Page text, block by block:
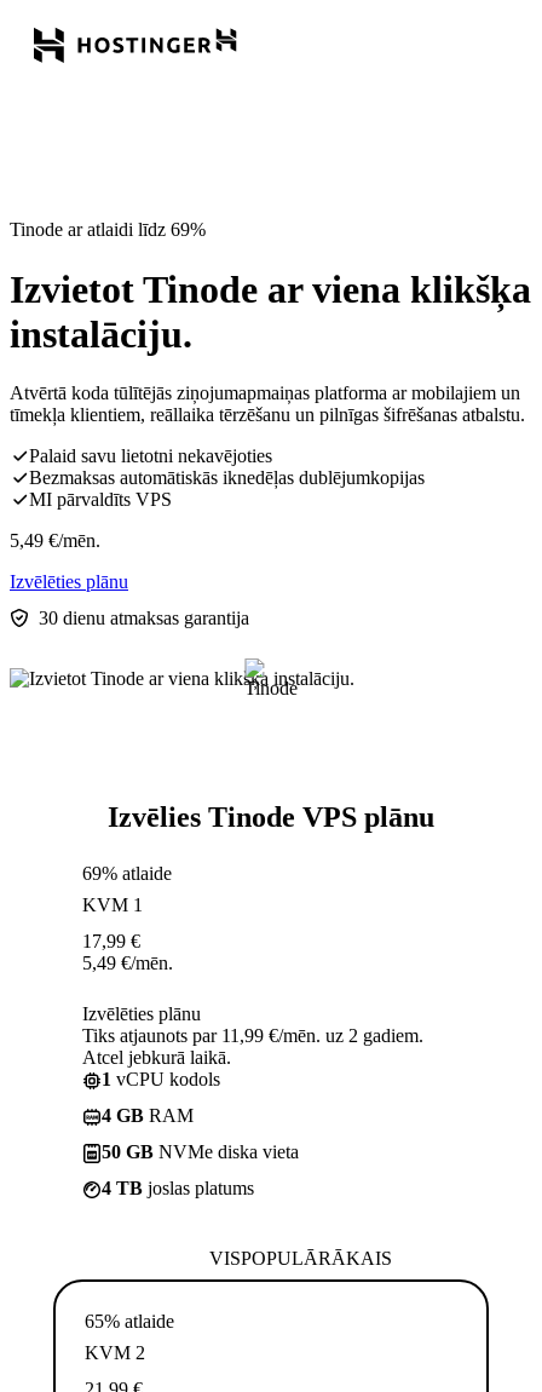
Tinode ar atlaidi līdz 69%
Izvietot Tinode ar viena klikšķa
instalāciju.
Atvērtā koda tūlītējās ziņojumapmaiņas platforma ar mobilajiem un
tīmekļa klientiem, reāllaika tērzēšanu un pilnīgas šifrēšanas atbalstu.
Palaid savu lietotni nekavējoties
Bezmaksas automātiskās iknedēļas dublējumkopijas
MI pārvaldīts VPS
5,49 €/mēn.
Izvēlēties plānu
30 dienu atmaksas garantija
Izvēlies Tinode VPS plānu
69% atlaide
KVM 1
17,99 €
5,49 €/mēn.
Izvēlēties plānu
Tiks atjaunots par 11,99 €/mēn. uz 2 gadiem.
Atcel jebkurā laikā.
1 vCPU kodols
4 GB RAM
50 GB NVMe diska vieta
4 TB joslas platums
VISPOPULĀRĀKAIS
65% atlaide
KVM 2